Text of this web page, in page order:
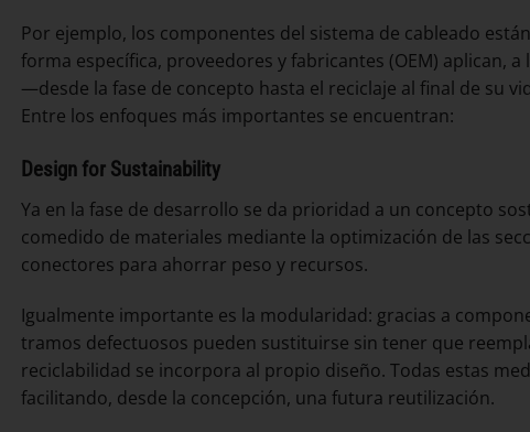
Por ejemplo, los componentes del sistema de cableado
forma específica, proveedores y fabricantes (OEM) aplican,
—desde la fase de concepto hasta el reciclaje al final de su
Entre los enfoques más importantes se encuentran:
Design for Sustainability
Ya en la fase de desarrollo se da prioridad a un concepto
comedido de materiales mediante la optimización de las
conectores para ahorrar peso y recursos.
Igualmente importante es la modularidad: gracias a
tramos defectuosos pueden sustituirse sin tener que
reciclabilidad se incorpora al propio diseño. Todas estas
facilitando, desde la concepción, una futura reutilización.